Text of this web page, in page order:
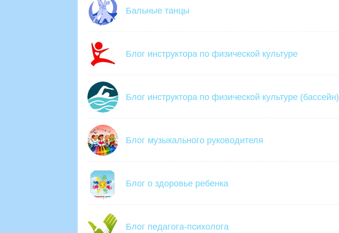
Бальные танцы
Блог инструктора по физической культуре
Блог инструктора по физической культуре (бассейн)
Блог музыкального руководителя
Блог о здоровье ребенка
Блог педагога-психолога